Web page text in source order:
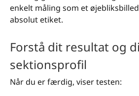
enkelt måling som et
absolut etiket.
Forstå dit resultat og
sektionsprofil
Når du er færdig, viser testen: